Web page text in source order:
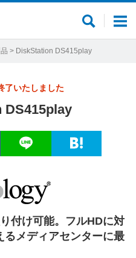
メ
サ
ト
> DiskStation DS415play
了いたしました
DS415play
付け可能。フルHDに対
るメディアセンターに最